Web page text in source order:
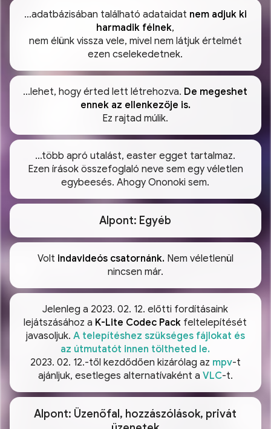
...adatbázisában található adataidat nem adjuk ki
harmadik félnek,
nem élünk vissza vele, mivel nem látjuk értelmét
ezen cselekedetnek.
...lehet, hogy érted lett létrehozva. De megeshet
ennek az ellenkezője is.
Ez rajtad múlik.
...több apró utalást, easter egget tartalmaz.
Ezen írások összefoglaló neve sem egy véletlen
egybeesés. Ahogy Ononoki sem.
Alpont: Egyéb
Volt indavideós csatornánk.Nem véletlenül
nincsen már.
Jelenleg a 2023. 02. 12. előtti fordításaink
lejátszásához a K-Lite Codec Pack feltelepítését
javasoljuk. A telepítéshez szükséges fájlokat és
az útmutatót innen töltheted le.
2023. 02. 12.-től kezdődően kizárólag az mpv-t
ajánljuk, esetleges alternatívaként a VLC-t.
Alpont: Üzenőfal, hozzászólások, privát